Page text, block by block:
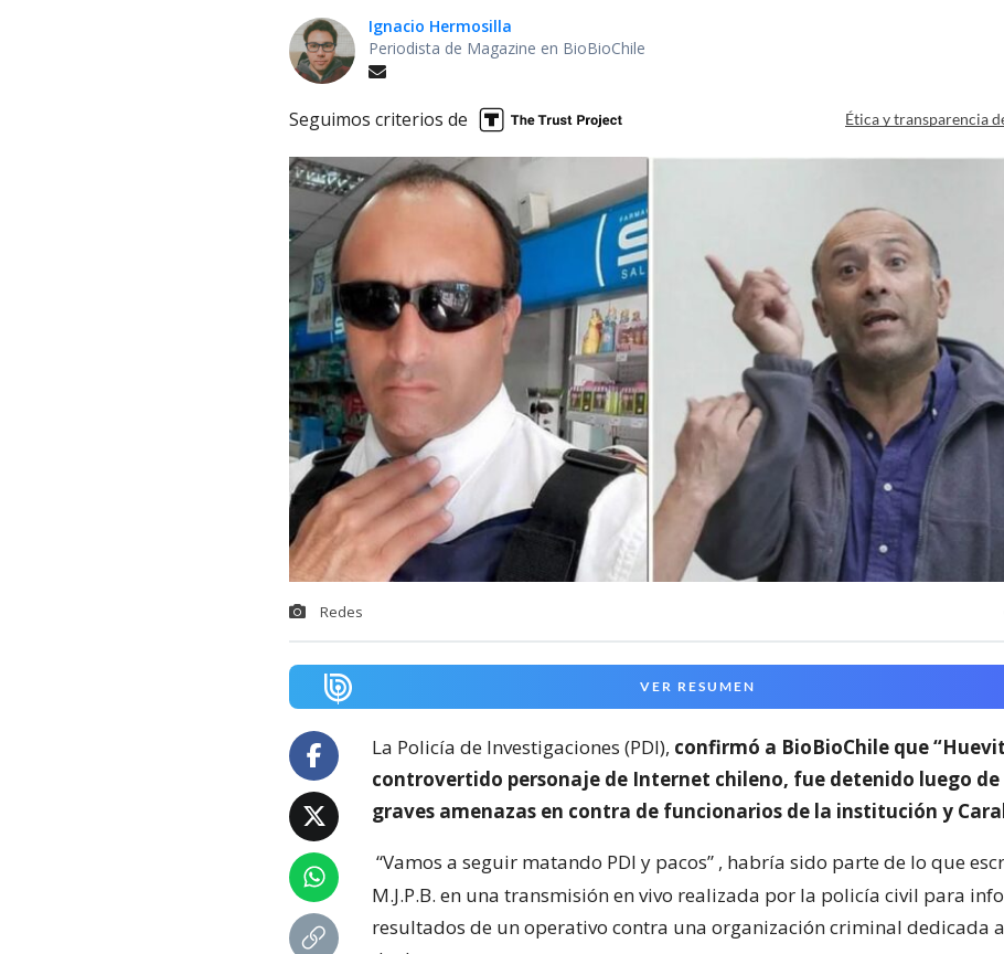
Ignacio Hermosilla
Periodista de Magazine en BioBioChile
Seguimos criterios de Ética y transparencia
Redes
VER RESUMEN
La Policía de Investigaciones (PDI), confirmó a BioBioChile que
controvertido personaje de Internet chileno, fue detenido luego
graves amenazas en contra de funcionarios de la institución y
“Vamos a seguir matando PDI y pacos” , habría sido parte de lo que
M.J.P.B. en una transmisión en vivo realizada por la policía civil para
resultados de un operativo contra una organización criminal dedicada